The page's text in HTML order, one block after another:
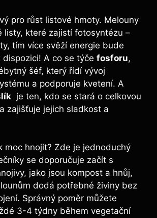
pro růst listové hmoty.‌ Melouny
listy, které zajistí fotosyntézu⁣ –
tím​ více svěží energie ‍bude
A⁤ co se týče fosforu,‍
šéf, který řídí vývoj
a podporuje kvetení. A‌
⁣ je ten, kdo se stará o celkovou
zajišťuje jejich sladkost a
moc hnojit? Zde je jednoduchý
se doporučuje začít s
⁢jako jsou ⁣kompost a⁤ hnůj,
dodá potřebné živiny bez
Správný poměr můžete
3-4 týdny během vegetační